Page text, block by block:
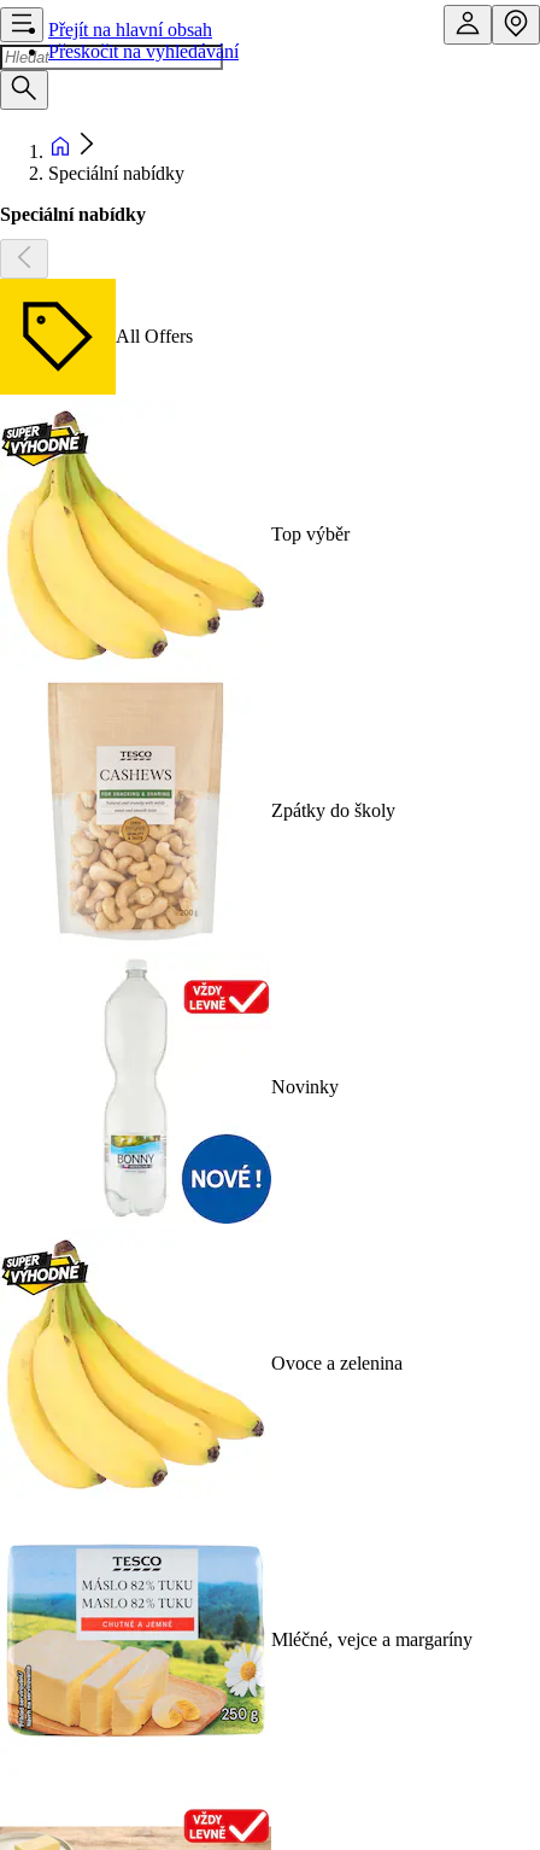
Přejít na hlavní obsah
Přeskočit na vyhledávání
Speciální nabídky
Speciální nabídky
All Offers
Top výběr
Zpátky do školy
Novinky
Ovoce a zelenina
Mléčné, vejce a margaríny